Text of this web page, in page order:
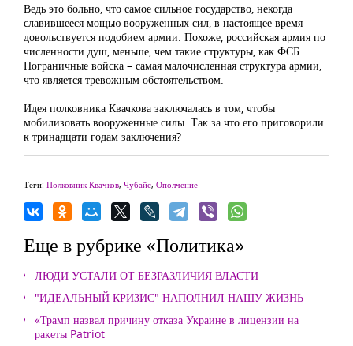
Ведь это больно, что самое сильное государство, некогда
славившееся мощью вооруженных сил, в настоящее время
довольствуется подобием армии. Похоже, российская армия по
численности душ, меньше, чем такие структуры, как ФСБ.
Пограничные войска – самая малочисленная структура армии,
что является тревожным обстоятельством.
Идея полковника Квачкова заключалась в том, чтобы
мобилизовать вооруженные силы. Так за что его приговорили
к тринадцати годам заключения?
Теги: Полковник Квачков, Чубайс, Ополчение
Еще в рубрике «Политика»
ЛЮДИ УСТАЛИ ОТ БЕЗРАЗЛИЧИЯ ВЛАСТИ
"ИДЕАЛЬНЫЙ КРИЗИС" НАПОЛНИЛ НАШУ ЖИЗНЬ
«Трамп назвал причину отказа Украине в лицензии на
ракеты Patriot